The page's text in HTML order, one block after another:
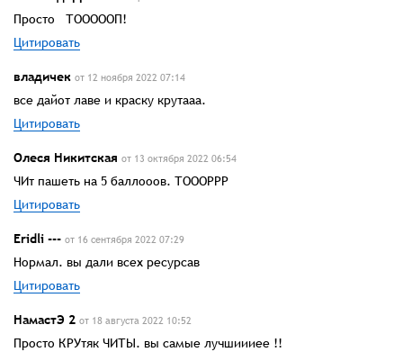
Просто ТОООООП!
Цитировать
владичек от 12 ноября 2022 07:14
все дайот лаве и краску крутааа.
Цитировать
Олеся Никитская от 13 октября 2022 06:54
ЧИт пашеть на 5 баллооов. ТОООРРР
Цитировать
Eridli --- от 16 сентября 2022 07:29
Нормал. вы дали всех ресурсав
Цитировать
НамастЭ 2 от 18 августа 2022 10:52
Просто КРУтяк ЧИТЫ. вы самые лучшиииее !!